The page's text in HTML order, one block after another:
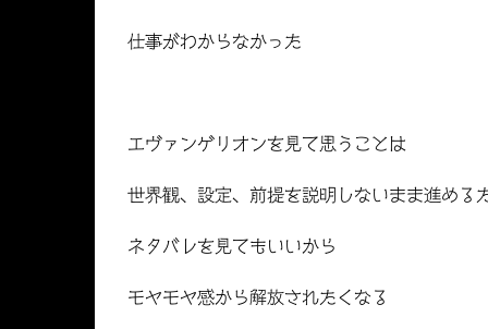
仕事がわからなかった
エヴァンゲリオンを見て思うことは
世界観、設定、前提を説明しないまま進める
ネタバレを見てもいいから
モヤモヤ感から解放されたくなる